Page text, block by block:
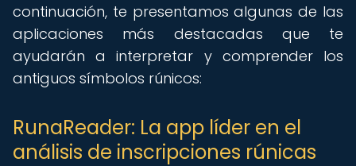
continuación, te presentamos algunas de las
aplicaciones más destacadas que te
ayudarán a interpretar y comprender los
antiguos símbolos rúnicos:
RunaReader: La app líder en el
análisis de inscripciones rúnicas